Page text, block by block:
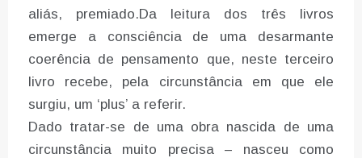
aliás, premiado.Da leitura dos três livros
emerge a consciência de uma desarmante
coerência de pensamento que, neste terceiro
livro recebe, pela circunstância em que ele
surgiu, um ‘plus’ a referir.
Dado tratar-se de uma obra nascida de uma
circunstância muito precisa – nasceu como